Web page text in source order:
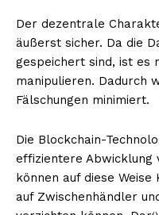
Der dezentrale
äußerst sicher. Da die
gespeichert sind, ist es
manipulieren. Dadurch
Fälschungen minimiert.
Die Blockchain-
effizientere Abwicklung
können auf diese
auf Zwischenhändler